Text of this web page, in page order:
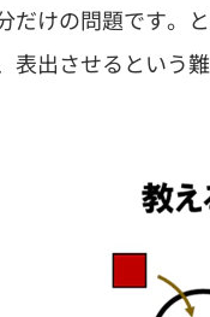
だけの問題です。
表出させるという